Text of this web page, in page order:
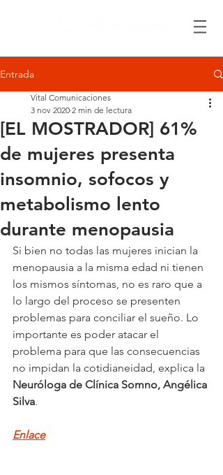
Entrada
[EL MOSTRADOR] 61%
de mujeres presenta
insomnio, sofocos y
metabolismo lento
durante menopausia
Vital Comunicaciones
3 nov 2020 2 min de lectura
Si bien no todas las mujeres inician la
menopausia a la misma edad ni tienen
los mismos síntomas, no es raro que a
lo largo del proceso se presenten
problemas para conciliar el sueño. Lo
importante es poder atacar el
problema para que las consecuencias
no impidan la cotidianeidad, explica la
Neuróloga de Clínica Somno, Angélica
Silva.
Enlace